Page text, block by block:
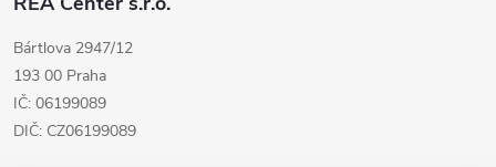
Bártlova 2947/12
193 00 Praha
IČ: 06199089
DIČ: CZ06199089